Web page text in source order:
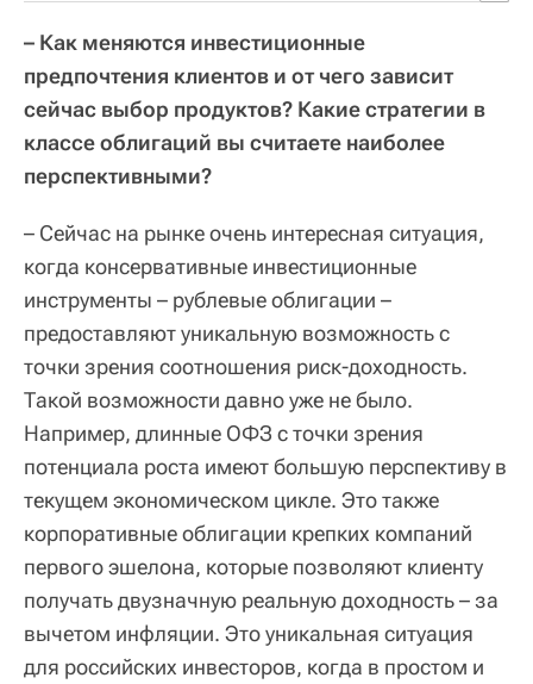
– Как меняются инвестиционные
предпочтения клиентов и от чего зависит
сейчас выбор продуктов? Какие стратегии в
классе облигаций вы считаете наиболее
перспективными?
– Сейчас на рынке очень интересная ситуация,
когда консервативные инвестиционные
инструменты – рублевые облигации –
предоставляют уникальную возможность с
точки зрения соотношения риск-доходность.
Такой возможности давно уже не было.
Например, длинные ОФЗ с точки зрения
потенциала роста имеют большую перспективу в
текущем экономическом цикле. Это также
корпоративные облигации крепких компаний
первого эшелона, которые позволяют клиенту
получать двузначную реальную доходность – за
вычетом инфляции. Это уникальная ситуация
для российских инвесторов, когда в простом и